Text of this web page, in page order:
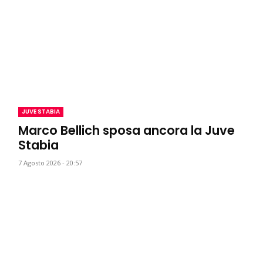
JUVE STABIA
Marco Bellich sposa ancora la Juve
Stabia
7 Agosto 2026 - 20:57